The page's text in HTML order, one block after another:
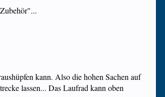
kann. Also die hohen Sachen auf
lassen... Das Laufrad kann oben